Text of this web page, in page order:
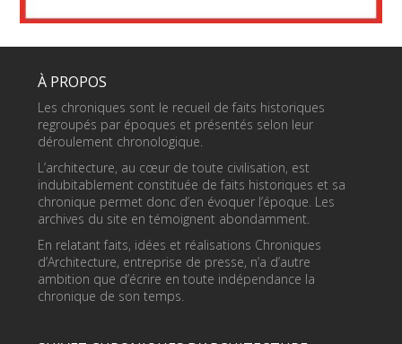
À PROPOS
Les chroniques sont le recueil de faits historiques
regroupés par époques et présentés selon leur
déroulement chronologique.
L’architecture, au cœur de toute civilisation, est
indubitablement constituée de faits historiques et sa
chronique permet donc d’en évoquer l’époque. Les
archives du site en témoignent abondamment.
En relatant faits, idées et réalisations Chroniques
d’Architecture, entreprise de presse, n’a d’autre
ambition que d’écrire en toute indépendance la
chronique de son temps.